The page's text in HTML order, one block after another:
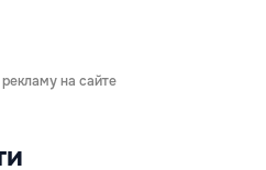
на сайте